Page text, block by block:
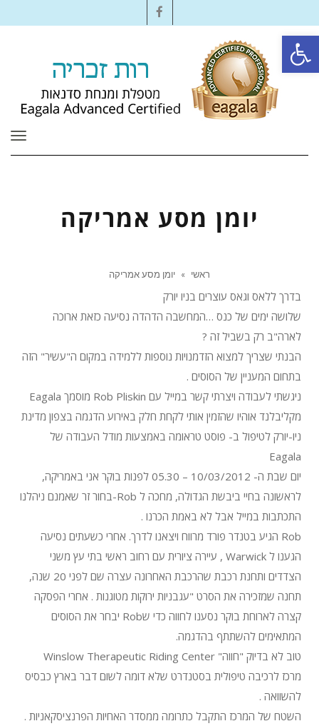
פתח סרגל נגישות
Facebook
יומן מסע אמריקה
ראשי » יומן מסע אמריקה
בדרך ללאס וגאס עוצרים בניו יורק
שלושה ימים של כנס …המחשבה הדהדה נסיעה כזאת ארוכה
לארה"ב רק בשביל זה ?
הבנתי שצריך למצוא הזדמנויות נוספות ללמידה במקום ה"עשיר" הזה
בתחום המעניין של הסוסים .
ניגשתי לעבודה ויצרתי קשר במייל עם Rob Pliskin מוסמך Eagala
מקליבלנד אוהיו שהזמין אותי לקחת חלק באירוע הדגמה בצפון מדינת
ניו-יורק לטיפול ב- פוסט טראומה באמצעות מודל העבודה של
Eagala
יום שבת ה- 10/03/2012 – 05.30 לפנות בוקר אני באמריקה,
לראשונה בחיי ביבשת הגדולה, מחכה ל Rob-בחור זר שאמנם ניהלנו
התכתבות במייל אבל לא באמת הכרנו .
Rob הגיע בטנדר פורד מרווח ויצאנו לדרך. אחרי כשעתים נסיעה
הגענו ל Warwick , עיירה ציורית עם רחוב ראשי בתי עץ משני
הצדדים ותחנת רכבת שהרכבת האחרונה עצרה שם לפני 20 שנה,
תחנה שמזכירה את הסרט "עגבניות ירוקות מטוגנות . אחרי הפסקה
קצרה לארוחת בוקר נסענו לחווה כדי שRob יבחר את הסוסים
המתאימים להשתתף בהדגמה.
טוב לא בדיוק "חווה" Winslow Therapeutic Riding Center
מרכז לרכיבה טיפולית בסטנדרט שלא דומה לשום דבר בארץ כבסיס
להשוואה .
השטח של המרכז התקבל כתרומה ממסדר האחיות הפרנציסקאניות .